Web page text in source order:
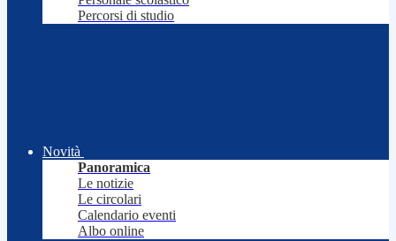
Percorsi di studio
Novità
Panoramica
Le notizie
Le circolari
Calendario eventi
Albo online